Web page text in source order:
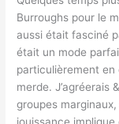
Burroughs pour le
aussi était fasciné
était un mode
particulièrement en
merde. J’agréerais
groupes